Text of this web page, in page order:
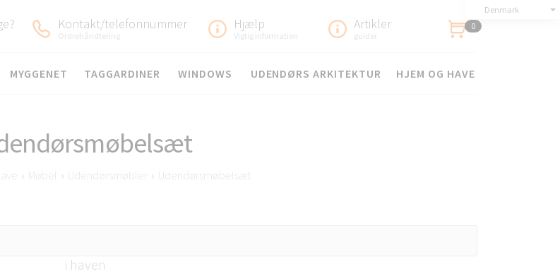
Denmark
Kontakt/telefonnummer
Ordrehåndtering
Hjælp
Vigtig information
Artikler
guider
0
MYGGENET TAGGARDINER WINDOWS UDENDØRS ARKITEKTUR HJEM OG HAVE
› Møbel › Udendørsmøbler › Udendørsmøbelsæt
med stole, perfekt til behagelig afslapning på terrassen eller
i haven